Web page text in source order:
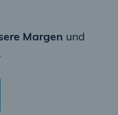
Margen und